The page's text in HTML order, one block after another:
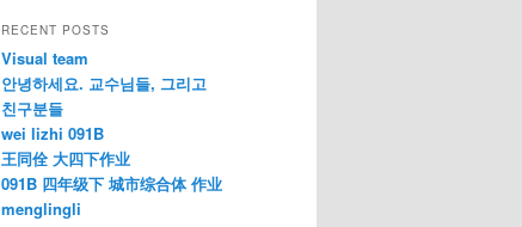
RECENT POSTS
Visual team
안녕하세요. 교수님들, 그리고
친구분들
wei lizhi 091B
王同佺 大四下作业
091B 四年级下 城市综合体 作业
menglingli